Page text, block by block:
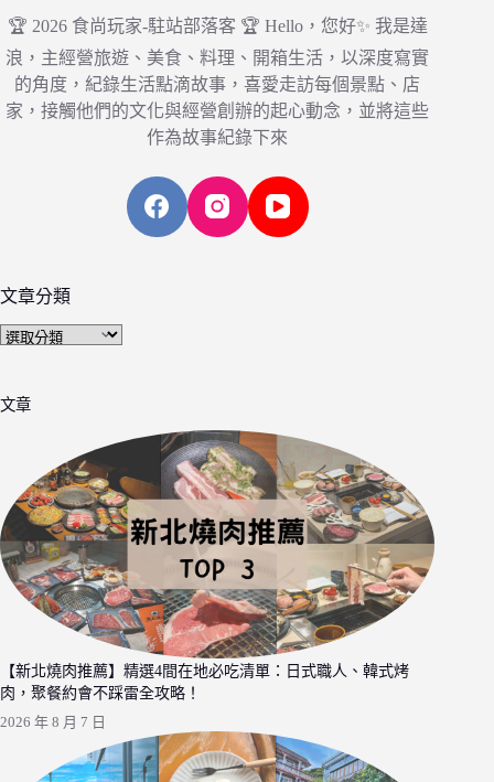
🏆 2026 食尚玩家-駐站部落客 🏆 Hello，您好✨ 我是達
浪，主經營旅遊、美食、料理、開箱生活，以深度寫實
的角度，紀錄生活點滴故事，喜愛走訪每個景點、店
家，接觸他們的文化與經營創辦的起心動念，並將這些
作為故事紀錄下來
文章分類
文
類
文章
【新北燒肉推薦】精選4間在地必吃清單：日式職人、韓式烤
肉，聚餐約會不踩雷全攻略！
2026 年 8 月 7 日